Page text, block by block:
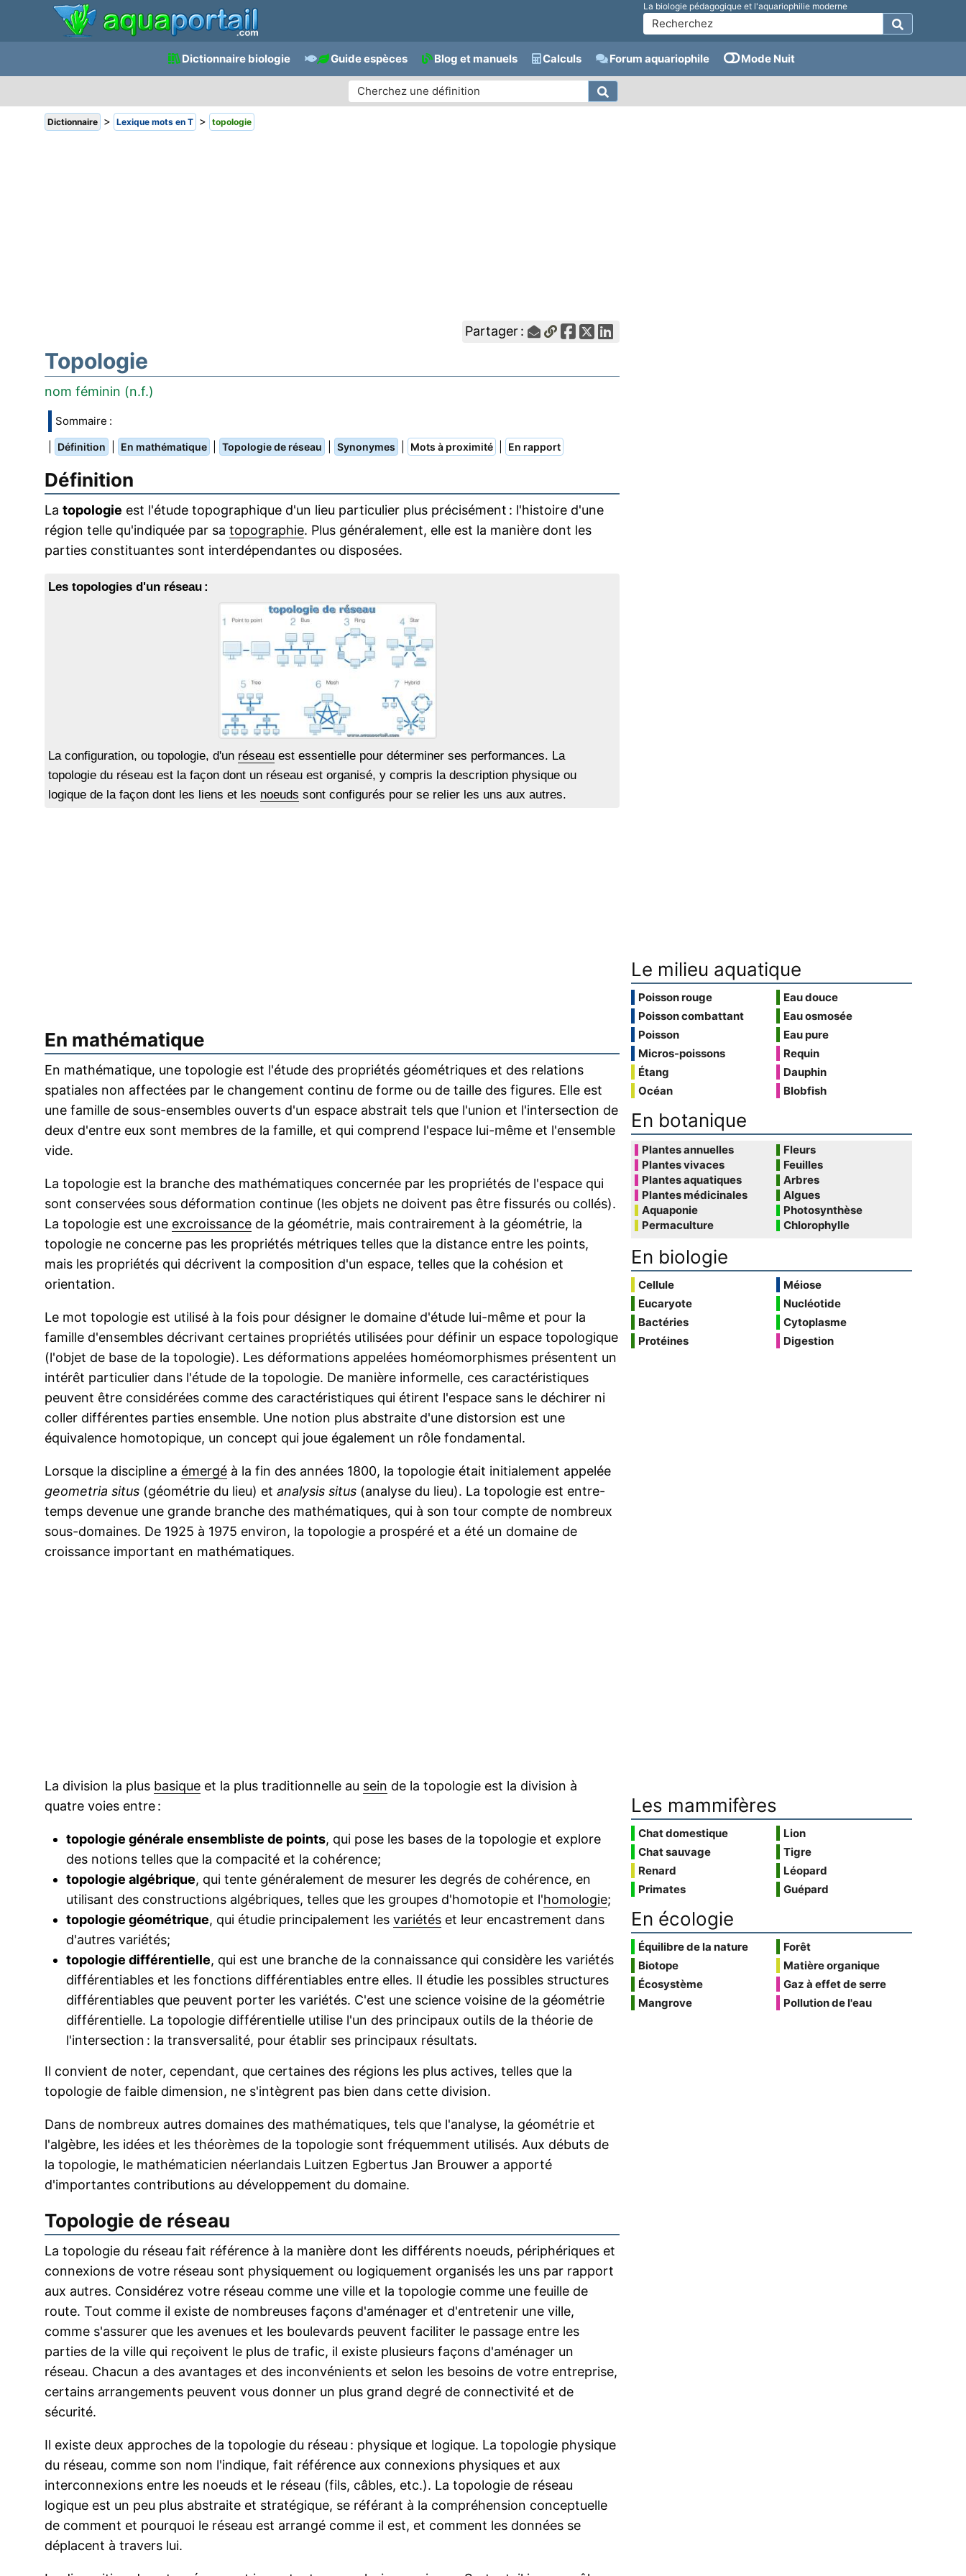
La biologie pédagogique et l'aquariophilie moderne
Dictionnaire biologie Guide espèces Blog et manuels Calculs Forum aquariophile Mode Nuit
Dictionnaire > Lexique mots en T > topologie
Partager :
Topologie
nom féminin (n.f.)
Sommaire :
Définition En mathématique Topologie de réseau Synonymes Mots à proximité En rapport
Définition
La topologie est l'étude topographique d'un lieu particulier plus précisément : l'histoire d'une
région telle qu'indiquée par sa topographie. Plus généralement, elle est la manière dont les
parties constituantes sont interdépendantes ou disposées.
Les topologies d'un réseau :
La configuration, ou topologie, d'un réseau est essentielle pour déterminer ses performances. La
topologie du réseau est la façon dont un réseau est organisé, y compris la description physique ou
logique de la façon dont les liens et les noeuds sont configurés pour se relier les uns aux autres.
En mathématique
En mathématique, une topologie est l'étude des propriétés géométriques et des relations
spatiales non affectées par le changement continu de forme ou de taille des figures. Elle est
une famille de sous-ensembles ouverts d'un espace abstrait tels que l'union et l'intersection de
deux d'entre eux sont membres de la famille, et qui comprend l'espace lui-même et l'ensemble
vide.
La topologie est la branche des mathématiques concernée par les propriétés de l'espace qui
sont conservées sous déformation continue (les objets ne doivent pas être fissurés ou collés).
La topologie est une excroissance de la géométrie, mais contrairement à la géométrie, la
topologie ne concerne pas les propriétés métriques telles que la distance entre les points,
mais les propriétés qui décrivent la composition d'un espace, telles que la cohésion et
orientation.
Le mot topologie est utilisé à la fois pour désigner le domaine d'étude lui-même et pour la
famille d'ensembles décrivant certaines propriétés utilisées pour définir un espace topologique
(l'objet de base de la topologie). Les déformations appelées homéomorphismes présentent un
intérêt particulier dans l'étude de la topologie. De manière informelle, ces caractéristiques
peuvent être considérées comme des caractéristiques qui étirent l'espace sans le déchirer ni
coller différentes parties ensemble. Une notion plus abstraite d'une distorsion est une
équivalence homotopique, un concept qui joue également un rôle fondamental.
Lorsque la discipline a émergé à la fin des années 1800, la topologie était initialement appelée
geometria situs (géométrie du lieu) et analysis situs (analyse du lieu). La topologie est entre-
temps devenue une grande branche des mathématiques, qui à son tour compte de nombreux
sous-domaines. De 1925 à 1975 environ, la topologie a prospéré et a été un domaine de
croissance important en mathématiques.
La division la plus basique et la plus traditionnelle au sein de la topologie est la division à
quatre voies entre :
topologie générale ensembliste de points, qui pose les bases de la topologie et explore
des notions telles que la compacité et la cohérence;
topologie algébrique, qui tente généralement de mesurer les degrés de cohérence, en
utilisant des constructions algébriques, telles que les groupes d'homotopie et l'homologie;
topologie géométrique, qui étudie principalement les variétés et leur encastrement dans
d'autres variétés;
topologie différentielle, qui est une branche de la connaissance qui considère les variétés
différentiables et les fonctions différentiables entre elles. Il étudie les possibles structures
différentiables que peuvent porter les variétés. C'est une science voisine de la géométrie
différentielle. La topologie différentielle utilise l'un des principaux outils de la théorie de
l'intersection : la transversalité, pour établir ses principaux résultats.
Il convient de noter, cependant, que certaines des régions les plus actives, telles que la
topologie de faible dimension, ne s'intègrent pas bien dans cette division.
Dans de nombreux autres domaines des mathématiques, tels que l'analyse, la géométrie et
l'algèbre, les idées et les théorèmes de la topologie sont fréquemment utilisés. Aux débuts de
la topologie, le mathématicien néerlandais Luitzen Egbertus Jan Brouwer a apporté
d'importantes contributions au développement du domaine.
Topologie de réseau
La topologie du réseau fait référence à la manière dont les différents noeuds, périphériques et
connexions de votre réseau sont physiquement ou logiquement organisés les uns par rapport
aux autres. Considérez votre réseau comme une ville et la topologie comme une feuille de
route. Tout comme il existe de nombreuses façons d'aménager et d'entretenir une ville,
comme s'assurer que les avenues et les boulevards peuvent faciliter le passage entre les
parties de la ville qui reçoivent le plus de trafic, il existe plusieurs façons d'aménager un
réseau. Chacun a des avantages et des inconvénients et selon les besoins de votre entreprise,
certains arrangements peuvent vous donner un plus grand degré de connectivité et de
sécurité.
Il existe deux approches de la topologie du réseau : physique et logique. La topologie physique
du réseau, comme son nom l'indique, fait référence aux connexions physiques et aux
interconnexions entre les noeuds et le réseau (fils, câbles, etc.). La topologie de réseau
logique est un peu plus abstraite et stratégique, se référant à la compréhension conceptuelle
de comment et pourquoi le réseau est arrangé comme il est, et comment les données se
déplacent à travers lui.
Le milieu aquatique
Poisson rouge
Poisson combattant
Poisson
Micros-poissons
Étang
Océan
Eau douce
Eau osmosée
Eau pure
Requin
Dauphin
Blobfish
En botanique
Plantes annuelles
Plantes vivaces
Plantes aquatiques
Plantes médicinales
Aquaponie
Permaculture
Fleurs
Feuilles
Arbres
Algues
Photosynthèse
Chlorophylle
En biologie
Cellule
Eucaryote
Bactéries
Protéines
Méiose
Nucléotide
Cytoplasme
Digestion
Les mammifères
Chat domestique
Chat sauvage
Renard
Primates
Lion
Tigre
Léopard
Guépard
En écologie
Équilibre de la nature
Biotope
Écosystème
Mangrove
Forêt
Matière organique
Gaz à effet de serre
Pollution de l'eau